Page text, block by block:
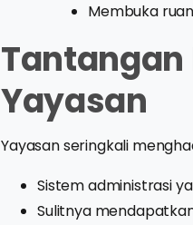
Membuka
Tantangan
Yayasan
Yayasan seringkali
Sistem administrasi
Sulitnya